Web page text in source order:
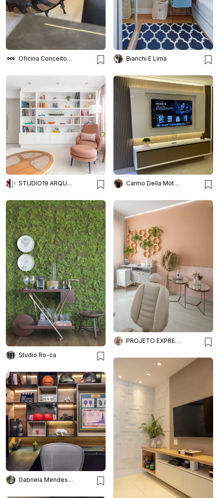
Oficina Conceito Arquitetura Bianchi E Lima
STUDIO19 ARQUITETURA E DESIGN Carmo Della Mota Interiores
Studio Ro-ca
PROJETO EXPRESS DECOR ONLINE
Gabriela Mendes Arquitetura